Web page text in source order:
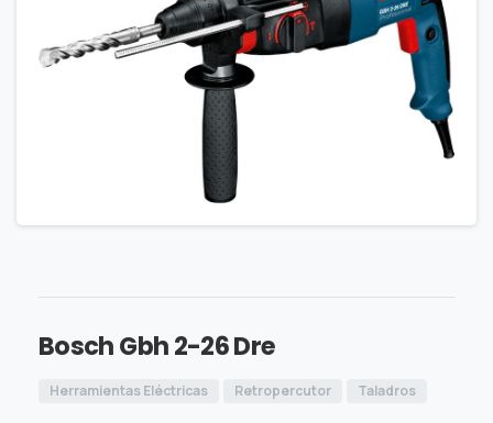
Bosch Gbh 2-26 Dre
Herramientas Eléctricas Retropercutor Taladros